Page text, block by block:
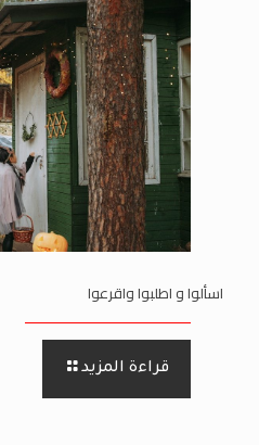
اسألوا و اطلبوا واقرعوا
قراءة المزيد